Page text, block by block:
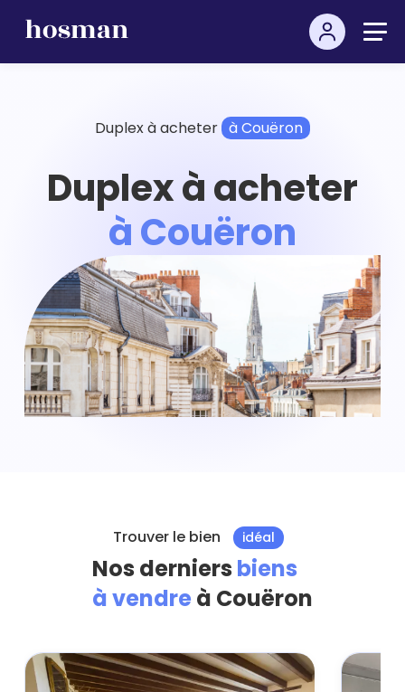
Duplex à acheter à Couëron
Duplex à acheter
à Couëron
Trouver le bien idéal
Nos derniers biens
à vendre à Couëron